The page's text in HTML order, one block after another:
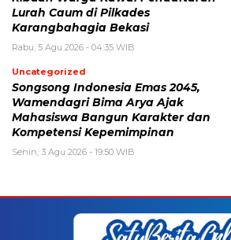
Lurah Caum di Pilkades
Karangbahagia Bekasi
Rabu, 5 Agu 2026 - 04:35 WIB
Uncategorized
Songsong Indonesia Emas 2045,
Wamendagri Bima Arya Ajak
Mahasiswa Bangun Karakter dan
Kompetensi Kepemimpinan
Senin, 3 Agu 2026 - 19:50 WIB